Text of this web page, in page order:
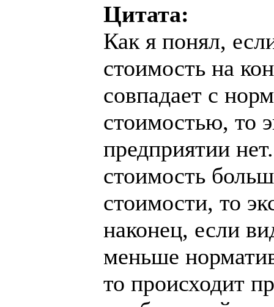
Цитата:
Как я понял,
стоимость на
совпадает с
стоимостью, то
предприятии
стоимость
стоимости, то
наконец, если
меньше
то происходит